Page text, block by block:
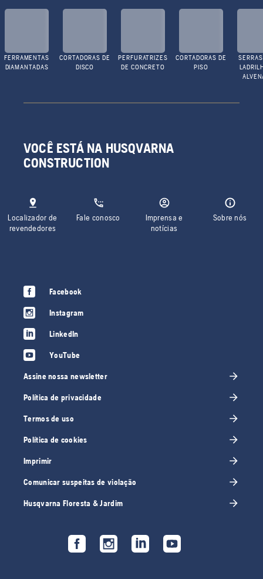
FERRAMENTAS
DIAMANTADAS
CORTADORAS DE
DISCO
PERFURATRIZES
DE CONCRETO
CORTADORAS DE
PISO
VOCÊ ESTÁ NA HUSQVARNA
CONSTRUCTION
Localizador de
revendedores
Fale conosco
Imprensa e
notícias
Sobre nós
Facebook
Instagram
LinkedIn
YouTube
Assine nossa newsletter
Política de privacidade
Termos de uso
Política de cookies
Imprimir
Comunicar suspeitas de violação
Husqvarna Floresta & Jardim